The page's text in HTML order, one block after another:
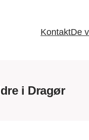
KontaktDe
i Dragør